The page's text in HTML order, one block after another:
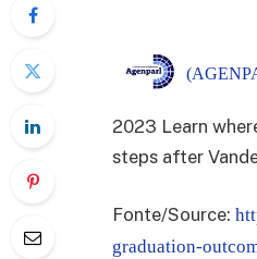
2023 Learn
steps after
Fonte/Source:
graduation-